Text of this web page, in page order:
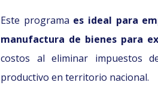
Este programa es ideal para
manufactura de bienes para
costos al eliminar impuestos
productivo en territorio nacional.